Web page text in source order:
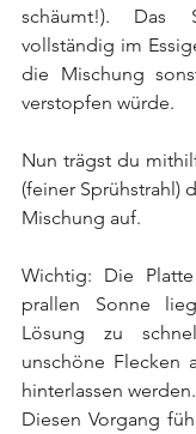
schäumt!). Das
vollständig im
die Mischung
verstopfen würde.
Nun trägst du
(feiner Sprühstrahl)
Mischung auf.
Wichtig: Die
prallen Sonne
Lösung zu
unschöne Flecken
hinterlassen werden.
Diesen Vorgang